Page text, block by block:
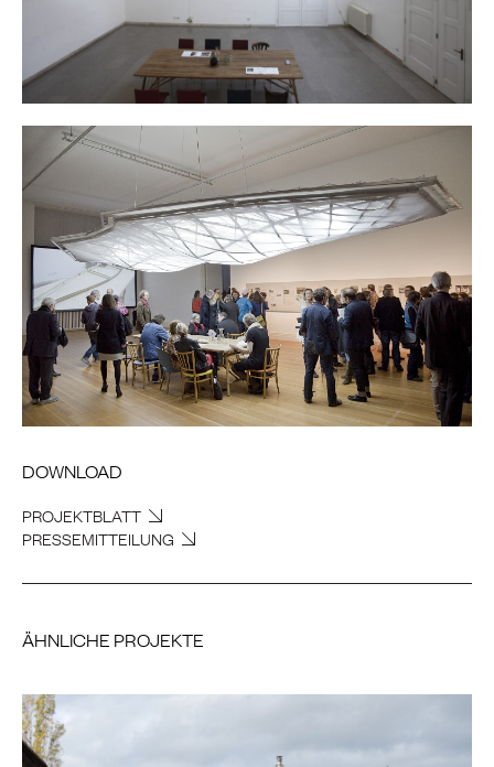
DOWNLOAD
PROJEKTBLATT
PRESSEMITTEILUNG
ÄHNLICHE PROJEKTE